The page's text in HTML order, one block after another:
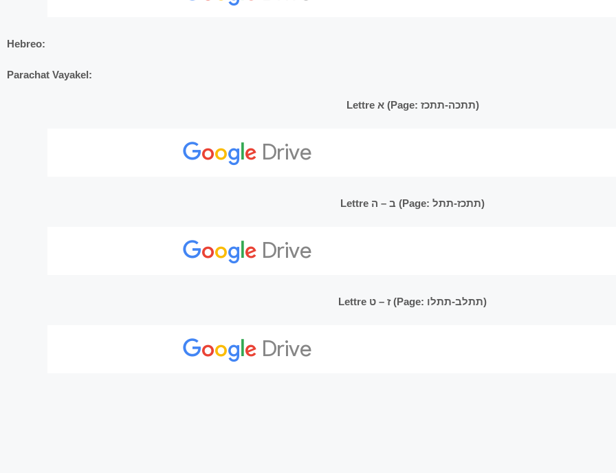
Hebreo:
Parachat Vayakel:
Lettre א (Page: תתכה-תתכז)
Lettre ב – ה (Page: תתכז-תתל)
Lettre ז – ט (Page: תתלב-תתלו)